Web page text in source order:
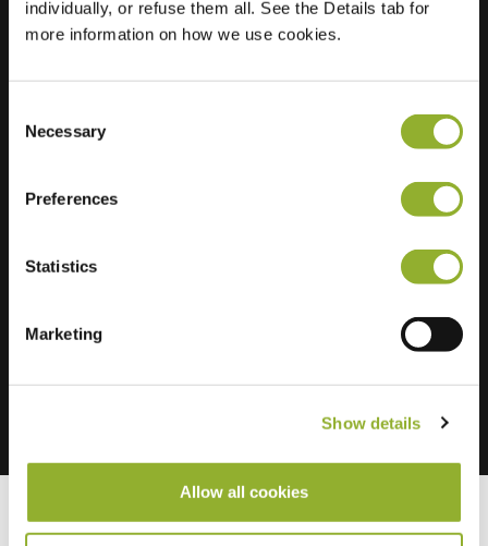
individually, or refuse them all. See the Details tab for
more information on how we use cookies.
Selection
Necessary
Preferences
Statistics
Marketing
Show details
Allow all cookies
Regular Charging 2 of 2 available